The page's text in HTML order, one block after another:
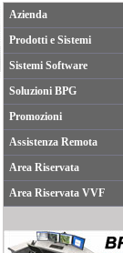
Azienda
Prodotti e Sistemi
Sistemi Software
Soluzioni BPG
Promozioni
Assistenza Remota
Area Riservata
Area Riservata VVF